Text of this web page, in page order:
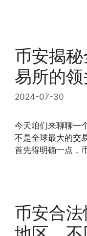
币安揭
易所的
2024-07-30
今天咱们来聊聊一
不是全球最大的交
首先得明确一点，
币安合